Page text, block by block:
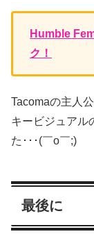
Humble
ク！
Tacomaの主人
キービジュアル
た･･･(￣o￣;)
最後に